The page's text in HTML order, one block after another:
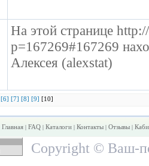
На этой странице
p=167269#167269
Алексея (alexstat)
[6] [7] [8] [9] [10]
Главная | FAQ | Каталоги | Контакты | Отзывы |
Copyright © Ваш-